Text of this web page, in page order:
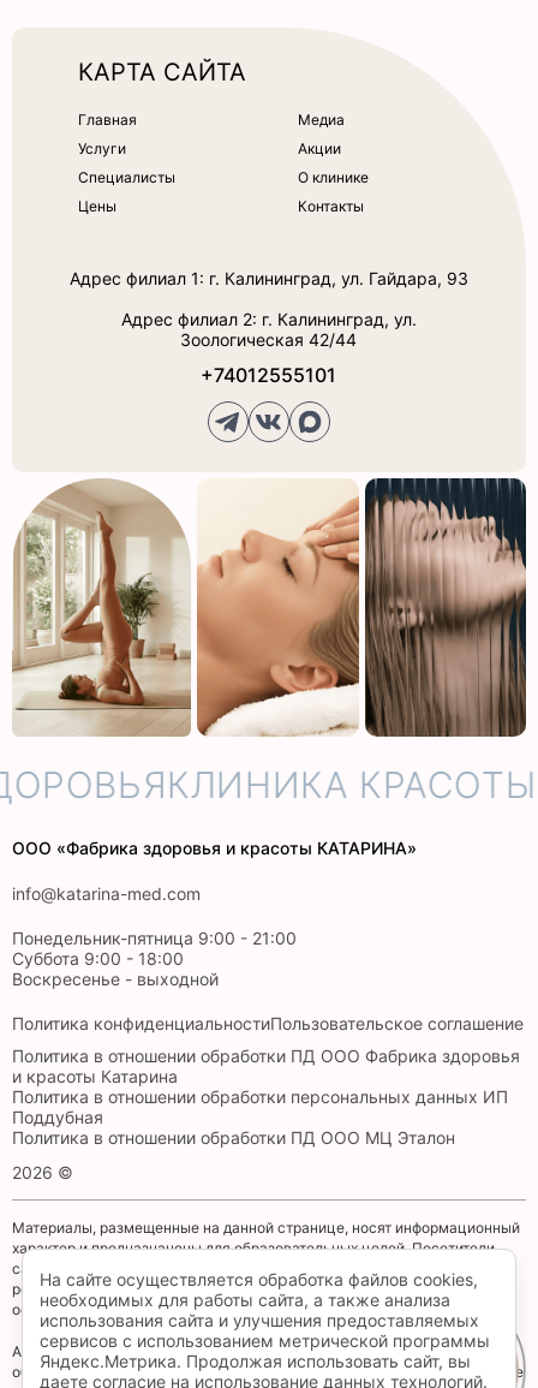
КАРТА САЙТА
Главная
Услуги
Специалисты
Цены
Медиа
Акции
О клинике
Контакты
Адрес филиал 1: г. Калининград, ул. Гайдара, 93
Адрес филиал 2: г. Калининград, ул.
Зоологическая 42/44
+74012555101
КЛИНИКА КРАСОТЫ
ООО «Фабрика здоровья и красоты КАТАРИНА»
info@katarina-med.com
Понедельник-пятница 9:00 - 21:00
Суббота 9:00 - 18:00
Воскресенье - выходной
Политика конфиденциальностиПользовательское соглашение
Политика в отношении обработки ПД ООО Фабрика здоровья
и красоты Катарина
Политика в отношении обработки персональных данных ИП
Поддубная
Политика в отношении обработки ПД ООО МЦ Эталон
2026 ©
Материалы, размещенные на данной странице, носят информационный
характер и предназначены для образовательных целей. Посетители
сайта не должны использовать их в качестве медицинских
рекомендаций. Определение диагноза и выбор методики лечения
остается исключительной прерогативой вашего лечащего врача!
Администрация клиники принимает все меры по своевременному
обновлению размещенного на сайте прайс-листа, однако во избежание
Запись
На сайте осуществляется обработка файлов cookies,
необходимых для работы сайта, а также анализа
использования сайта и улучшения предоставляемых
сервисов с использованием метрической программы
Яндекс.Метрика. Продолжая использовать сайт, вы
даете согласие на использование данных технологий.